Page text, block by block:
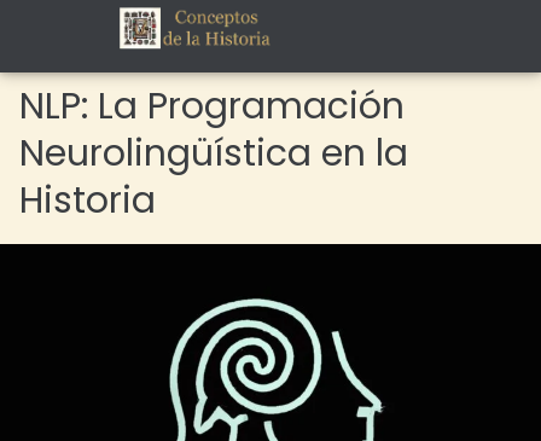
NLP: La Programación
Neurolingüística en la
Historia